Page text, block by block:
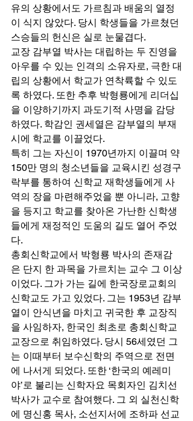
유의 상황에서도 가르침과 배움의 열정
이 식지 않았다. 당시 학생들을 가르쳤던
스승들의 헌신은 실로 눈물겹다.
교장 감부열 박사는 대립하는 두 진영을
아우를 수 있는 인격의 소유자로, 극한 대
립의 상황에서 학교가 연착륙할 수 있도
록 하였다. 또한 추후 박형룡에게 리더십
을 이양하기까지 과도기적 사명을 감당
하였다. 학감인 권세열은 감부열의 부재
시에 학교를 이끌었다.
특히 그는 자신이 1970년까지 이끌며 약
150만 명의 청소년들을 교육시킨 성경구
락부를 통하여 신학교 재학생들에게 사
역의 장을 마련해주었을 뿐 아니라, 고향
을 등지고 학교를 찾아온 가난한 신학생
들에게 재정적인 도움의 길도 열어 주었
다.
총회신학교에서 박형룡 박사의 존재감
은 단지 한 과목을 가르치는 교수 그 이상
이었다. 그가 가는 길에 한국장로교회의
신학교도 가고 있었다. 그는 1953년 감부
열이 안식년을 마치고 귀국한 후 교장직
을 사임하자, 한국인 최초로 총회신학교
교장으로 취임하였다. 당시 56세였던 그
는 이때부터 보수신학의 주역으로 전면
에 나서게 되었다. 또한 ‘한국의 예레미
야’로 불리는 신학자요 목회자인 김치선
박사가 교수로 참여했다. 그 외 실천신학
에 명신홍 목사, 소선지서에 조하파 선교